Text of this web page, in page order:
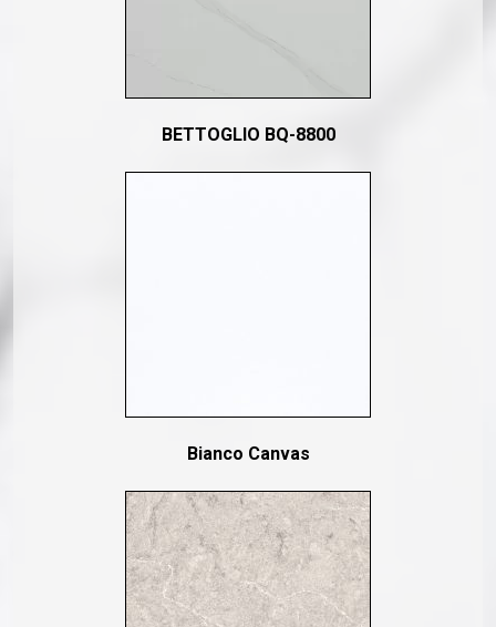
BETTOGLIO BQ-8800
Bianco Canvas